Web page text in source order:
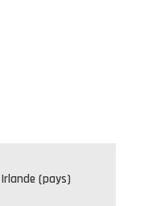
Irlande (pays)